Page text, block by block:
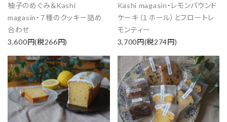
柚子のめぐみ＆Kashi
magasin・７種のクッキー詰め
合わせ
3,600円(税266円)
Kashi magasin・レモンパウンド
ケーキ（１ホール）とフロートレ
モンティー
3,700円(税274円)
favorite favorite